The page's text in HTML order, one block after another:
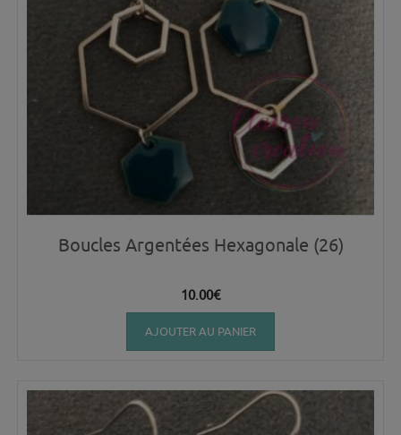
Boucles Argentées Hexagonale (26)
10.00€
AJOUTER AU PANIER